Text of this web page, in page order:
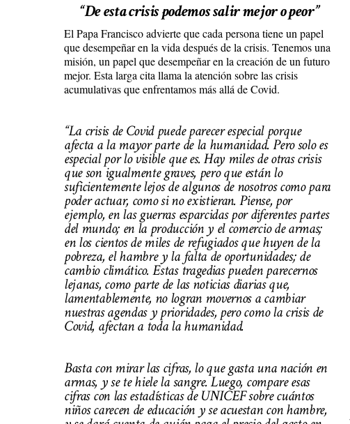
“De esta crisis podemos salir mejor o peor”
El Papa Francisco advierte que cada persona tiene un papel
que desempeñar en la vida después de la crisis. Tenemos una
misión, un papel que desempeñar en la creación de un futuro
mejor. Esta larga cita llama la atención sobre las crisis
acumulativas que enfrentamos más allá de Covid.
“La crisis de Covid puede parecer especial porque
afecta a la mayor parte de la humanidad. Pero solo es
especial por lo visible que es. Hay miles de otras crisis
que son igualmente graves, pero que están lo
suficientemente lejos de algunos de nosotros como para
poder actuar, como si no existieran. Piense, por
ejemplo, en las guerras esparcidas por diferentes partes
del mundo; en la producción y el comercio de armas;
en los cientos de miles de refugiados que huyen de la
pobreza, el hambre y la falta de oportunidades; de
cambio climático. Estas tragedias pueden parecernos
lejanas, como parte de las noticias diarias que,
lamentablemente, no logran movernos a cambiar
nuestras agendas y prioridades, pero como la crisis de
Covid, afectan a toda la humanidad.
Basta con mirar las cifras, lo que gasta una nación en
armas, y se te hiele la sangre. Luego, compare esas
cifras con las estadísticas de UNICEF sobre cuántos
niños carecen de educación y se acuestan con hambre,